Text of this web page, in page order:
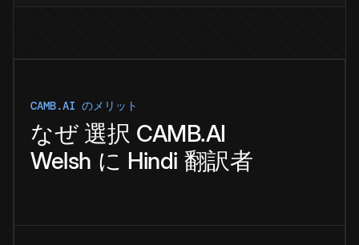
CAMB.AI のメリット
なぜ 選択 CAMB.AI
Welsh に Hindi 翻訳者